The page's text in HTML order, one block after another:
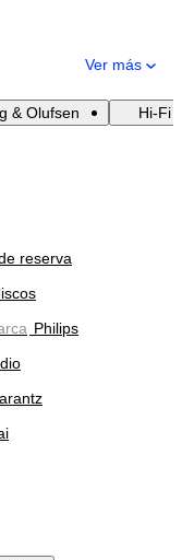
Ver más
& Olufsen Hi-Fi
reserva
Philips